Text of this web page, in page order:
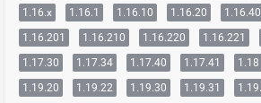
1.16.x
1.16.1 1.16.10 1.16.20 1.16.40
1.16.201
1.16.210 1.16.220 1.16.221
1.17.30
1.17.34 1.17.40 1.17.41 1.18
1.19.20
1.19.22 1.19.30 1.19.31